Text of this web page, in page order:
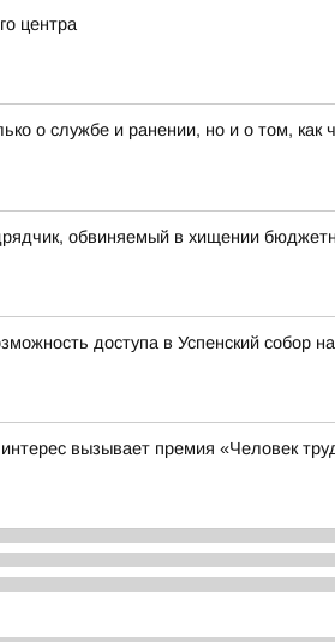
центра
о службе и ранении, но и о том,
обвиняемый в хищении
доступа в Успенский собор
вызывает премия «Человек